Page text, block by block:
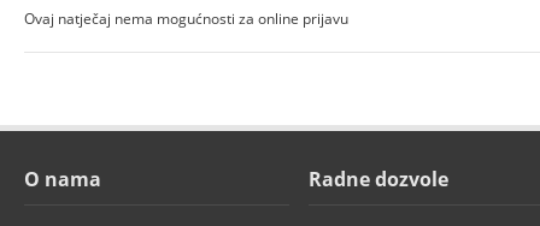
Ovaj natječaj nema mogućnosti za online prijavu
O nama Radne dozvole